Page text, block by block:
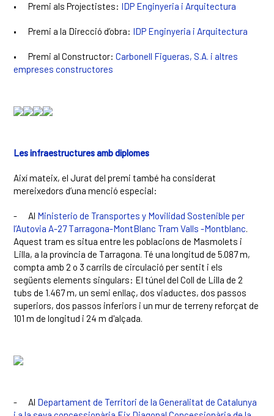
• Premi als Projectistes: IDP Enginyeria i Arquitectura
• Premi a la Direcció d’obra: IDP Enginyeria i Arquitectura
• Premi al Constructor:Carbonell Figueras, S.A. i altres
empreses constructores
Les infraestructures amb diplomes
Així mateix, el Jurat del premi també ha considerat
mereixedors d’una menció especial:
- Al Ministerio de Transportes y Movilidad Sostenible per
l’Autovia A-27 Tarragona-MontBlanc Tram Valls -Montblanc.
Aquest tram es situa entre les poblacions de Masmolets i
Lilla, a la província de Tarragona. Té una longitud de 5.087 m,
compta amb 2 o 3 carrils de circulació per sentit i els
següents elements singulars: El túnel del Coll de Lilla de 2
tubs de 1.467 m, un semi enllaç, dos viaductes, dos passos
superiors, dos passos inferiors i un mur de terreny reforçat de
101 m de longitud i 24 m d'alçada.
- Al Departament de Territori de la Generalitat de Catalunya